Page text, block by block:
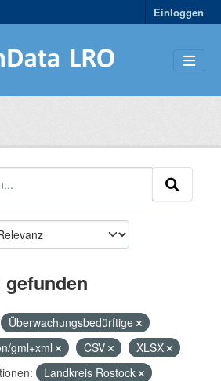
Einloggen
gefunden
Überwachungsbedürftige
gml+xml CSV
XLSX
Landkreis Rostock